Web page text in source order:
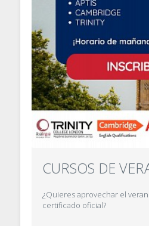
CURSOS DE
¿Quieres aprovechar el
certificado oficial?